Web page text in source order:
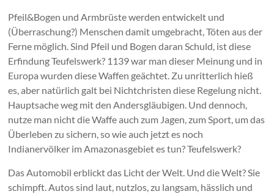
Pfeil&Bogen und Armbrüste werden entwickelt und
(Überraschung?) Menschen damit umgebracht, Töten aus der
Ferne möglich. Sind Pfeil und Bogen daran Schuld, ist diese
Erfindung Teufelswerk? 1139 war man dieser Meinung und in
Europa wurden diese Waffen geächtet. Zu unritterlich hieß
es, aber natürlich galt bei Nichtchristen diese Regelung nicht.
Hauptsache weg mit den Andersgläubigen. Und dennoch,
nutze man nicht die Waffe auch zum Jagen, zum Sport, um das
Überleben zu sichern, so wie auch jetzt es noch
Indianervölker im Amazonasgebiet es tun? Teufelswerk?
Das Automobil erblickt das Licht der Welt. Und die Welt? Sie
schimpft. Autos sind laut, nutzlos, zu langsam, hässlich und